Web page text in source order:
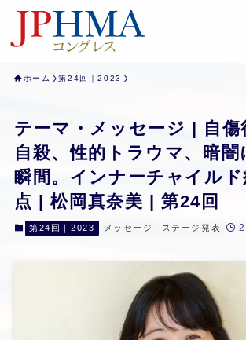
ホーム 第24回｜2023
テーマ・メッセージ | 自傷
自殺、性的トラウマ、暗
瞬間。インナーチャイル
点 | 松岡真奈美 | 第24回
第24回｜2023 メッセージ ステージ発表